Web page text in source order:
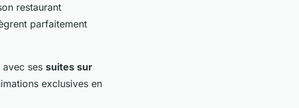
restaurant
parfaitement
ses suites sur
exclusives en